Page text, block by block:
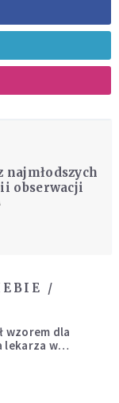
najmłodszych
obserwacji
/
wzorem dla
lekarza w
dżunglę